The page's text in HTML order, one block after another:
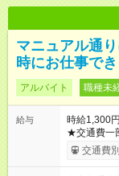
マニュアル通
時にお仕事で
アルバイト 職種未
給与
時給1,300
★交通費一部支給 時給1,300円～ ※試験
勤務回数
希望され
交通費